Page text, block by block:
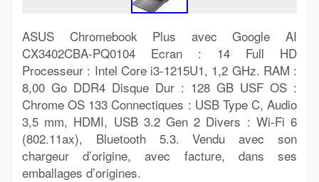
ASUS Chromebook Plus avec Google AI
CX3402CBA-PQ0104 Ecran : 14 Full HD
Processeur : Intel Core i3-1215U1, 1,2 GHz. RAM :
8,00 Go DDR4 Disque Dur : 128 GB USF OS :
Chrome OS 133 Connectiques : USB Type C, Audio
3,5 mm, HDMI, USB 3.2 Gen 2 Divers : Wi-Fi 6
(802.11ax), Bluetooth 5.3. Vendu avec son
chargeur d’origine, avec facture, dans ses
emballages d’origines.